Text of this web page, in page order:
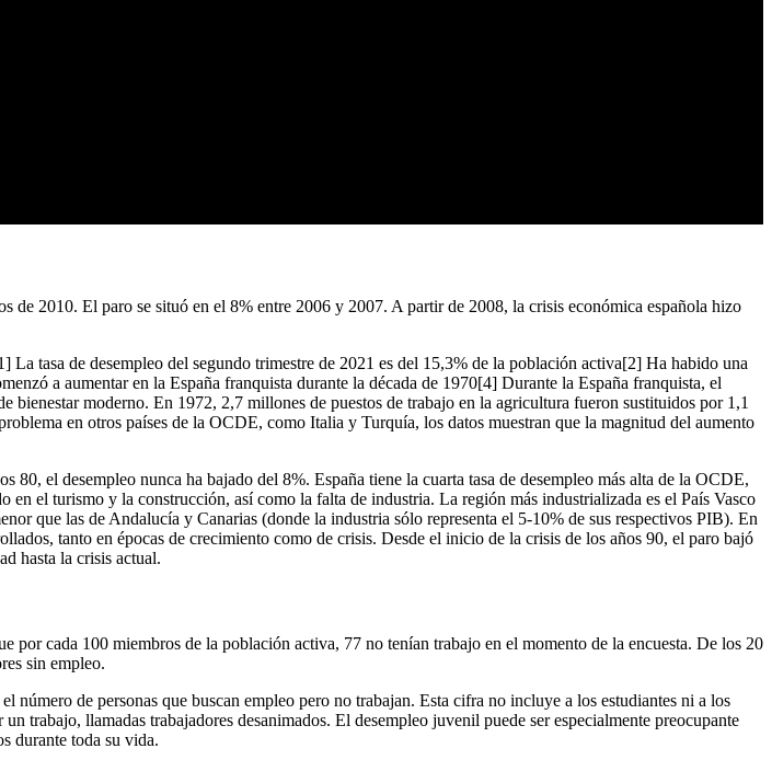
de 2010. El paro se situó en el 8% entre 2006 y 2007. A partir de 2008, la crisis económica española hizo
tasa de desempleo del segundo trimestre de 2021 es del 15,3% de la población activa[2] Ha habido una
a aumentar en la España franquista durante la década de 1970[4] Durante la España franquista, el
bienestar moderno. En 1972, 2,7 millones de puestos de trabajo en la agricultura fueron sustituidos por 1,1
en otros países de la OCDE, como Italia y Turquía, los datos muestran que la magnitud del aumento
el desempleo nunca ha bajado del 8%. España tiene la cuarta tasa de desempleo más alta de la OCDE,
en el turismo y la construcción, así como la falta de industria. La región más industrializada es el País Vasco
que las de Andalucía y Canarias (donde la industria sólo representa el 5-10% de sus respectivos PIB). En
tanto en épocas de crecimiento como de crisis. Desde el inicio de la crisis de los años 90, el paro bajó
hasta la crisis actual.
cada 100 miembros de la población activa, 77 no tenían trabajo en el momento de la encuesta. De los 20
sin empleo.
de personas que buscan empleo pero no trabajan. Esta cifra no incluye a los estudiantes ni a los
trabajo, llamadas trabajadores desanimados. El desempleo juvenil puede ser especialmente preocupante
durante toda su vida.